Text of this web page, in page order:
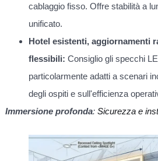
cablaggio fisso. Offre stabilità a
unificato.
Hotel esistenti, aggiornamenti
flessibili: Consiglio gli specchi
particolarmente adatti a scenari
degli ospiti e sull'efficienza
Immersione profonda: Sicurezza e